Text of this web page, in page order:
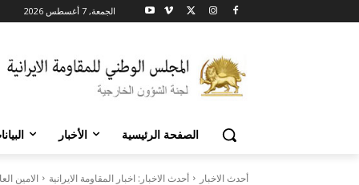
الجمعة, 7 أغسطس 2026
الصفحة الرئيسية الأخبار
أحدث الاخبار أحدث الاخبار: اخبار المقاومة الايرانية الامين